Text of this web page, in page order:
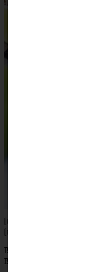
[tabs]
[tab title=”Zubereitung”]
Backofen auf 180 °C (160
Backform 24 X 24 cm mit